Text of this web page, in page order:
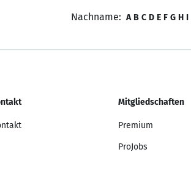
Nachname: A B C D E F G H I
Mitgliedschaften
Premium
ProJobs